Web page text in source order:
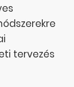
tervezés